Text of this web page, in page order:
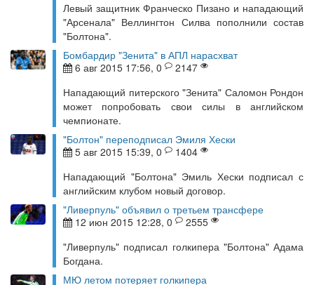
Левый защитник Франческо Пизано и нападающий
"Арсенала" Веллингтон Силва пополнили состав
"Болтона".
Бомбардир "Зенита" в АПЛ нарасхват
6 авг 2015 17:56, 0
2147
Нападающий питерского "Зенита" Саломон Рондон
может попробовать свои силы в английском
чемпионате.
"Болтон" переподписал Эмиля Хески
5 авг 2015 15:39, 0
1404
Нападающий "Болтона" Эмиль Хески подписал с
английским клубом новый договор.
"Ливерпуль" объявил о третьем трансфере
12 июн 2015 12:28, 0
2555
"Ливерпуль" подписал голкипера "Болтона" Адама
Богдана.
МЮ летом потеряет голкипера